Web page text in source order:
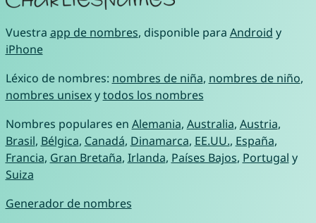
Vuestra app de nombres, disponible para Android y
iPhone
Léxico de nombres: nombres de niña, nombres de niño,
nombres unisexytodos los nombres
Nombres populares en Alemania, Australia, Austria,
Brasil, Bélgica, Canadá, Dinamarca, EE.UU., España,
Francia, Gran Bretaña, Irlanda, Países Bajos, Portugal y
Suiza
Generador de nombres